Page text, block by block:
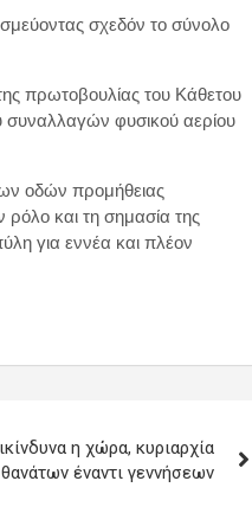
σχεδόν το σύνολο
πρωτοβουλίας του Κάθετου
συναλλαγών φυσικού αερίου
οδών προμήθειας
ρόλο και τη σημασία της
για εννέα και πλέον
η χώρα, κυριαρχία
θανάτων έναντι γεννήσεων